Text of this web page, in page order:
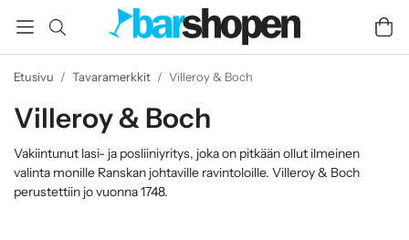
Etusivu / Tavaramerkkit / Villeroy & Boch
Villeroy & Boch
Vakiintunut lasi- ja posliiniyritys, joka on pitkään ollut ilmeinen
valinta monille Ranskan johtaville ravintoloille. Villeroy & Boch
perustettiin jo vuonna 1748.